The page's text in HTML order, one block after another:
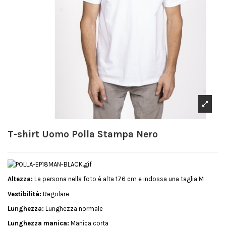
T-shirt Uomo Polla Stampa Nero
Altezza: La persona nella foto è alta 176 cm e indossa una taglia M
Vestibilità: Regolare
Lunghezza: Lunghezza normale
Lunghezza manica: Manica corta